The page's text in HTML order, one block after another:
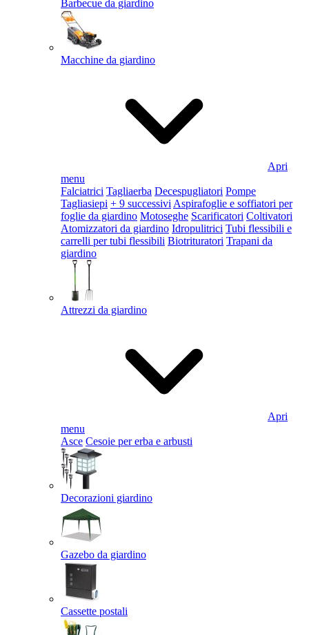
Barbecue da giardino
Macchine da giardino
Apri
menu
Falciatrici Tagliaerba Decespugliatori Pompe
Tagliasiepi + 9 successivi Aspirafoglie e soffiatori per
foglie da giardino Motoseghe Scarificatori Coltivatori
Atomizzatori da giardino Idropulitrici Tubi flessibili e
carrelli per tubi flessibili Biotrituratori Trapani da
giardino
Attrezzi da giardino
Apri
menu
Asce Cesoie per erba e arbusti
Decorazioni giardino
Gazebo da giardino
Cassette postali